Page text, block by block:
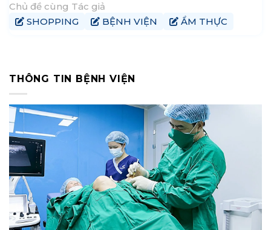
Ngọc Anh không có tác giả yêu thích riêng, nhưng cuốn
“Búp sen xanh” của nhà văn Sơn Tùng đặc biệt gây ấn
Chủ đề cùng Tác giả
SHOPPING
BỆNH VIỆN ẨM THỰC
THÔNG TIN BỆNH VIỆN